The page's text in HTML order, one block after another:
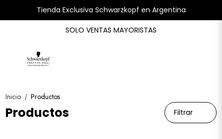
Tienda Exclusiva Schwarzkopf en Argentina
SOLO VENTAS MAYORISTAS
Inicio / Productos
Productos Filtrar